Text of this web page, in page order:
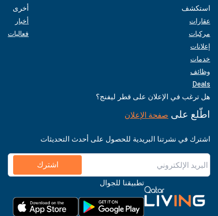
استكشف
عقارات
مركبات
إعلانات
خدمات
وظائف
Deals
أخرى
أخبار
فعاليات
هل ترغب في الإعلان على قطر ليفنج؟
اطّلع على صفحة الإعلان
اشترك في نشرتنا البريدية للحصول على أحدث التحديثات
اشترك
تطبيقنا للجوال